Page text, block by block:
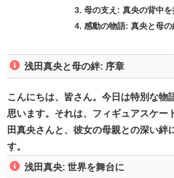
母の支え: 真央の背中を
感動の物語: 真央と母の
浅田真央と母の絆: 序章
こんにちは、皆さん。今日は特別な物
思います。それは、フィギュアスケー
田真央さんと、彼女の母親との深い絆
す。
浅田真央: 世界を舞台に